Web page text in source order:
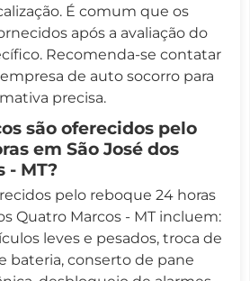
É comum que os
após a avaliação do
Recomenda-se contatar
de auto socorro para
precisa.
são oferecidos pelo
em São José dos
- MT?
pelo reboque 24 horas
Quatro Marcos - MT incluem:
leves e pesados, troca de
bateria, conserto de pane